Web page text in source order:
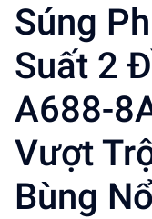
Súng
Suất 2
A688-
Vượt
Bùng Nổ